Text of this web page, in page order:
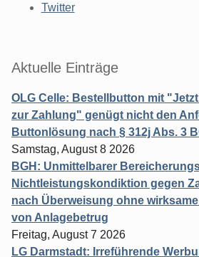
Twitter
Aktuelle Einträge
OLG Celle: Bestellbutton mit
zur Zahlung" genügt nicht den
Buttonlösung nach § 312j Abs. 3
Samstag, August 8 2026
BGH: Unmittelbarer
Nichtleistungskondiktion gegen
nach Überweisung ohne
von Anlagebetrug
Freitag, August 7 2026
LG Darmstadt: Irreführende